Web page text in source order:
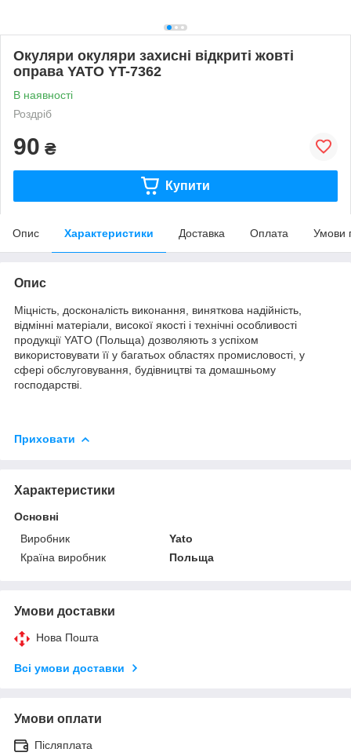
Окуляри окуляри захисні відкриті жовті
оправа YATO YT-7362
В наявності
Роздріб
90 ₴
Купити
Опис Характеристики Доставка Оплата Умови
Опис
Міцність, досконалість виконання, виняткова надійність,
відмінні матеріали, високої якості і технічні особливості
продукції YATO (Польща) дозволяють з успіхом
використовувати її у багатьох областях промисловості, у
сфері обслуговування, будівництві та домашньому
господарстві.
Приховати
Характеристики
Основні
Виробник
Yato
Країна виробник
Польща
Умови доставки
Нова Пошта
Всі умови доставки
Умови оплати
Післяплата